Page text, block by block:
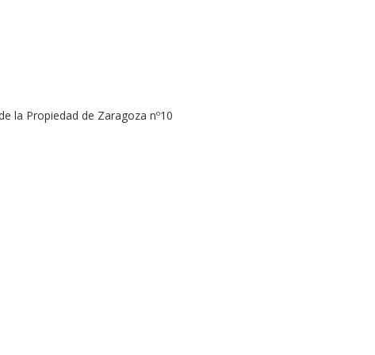
la Propiedad de Zaragoza nº10